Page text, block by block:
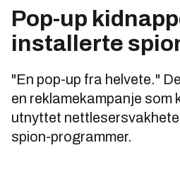
Pop-up
installerte
"En pop-up fra helvete."
en reklamekampanje som
utnyttet
spion-programmer.